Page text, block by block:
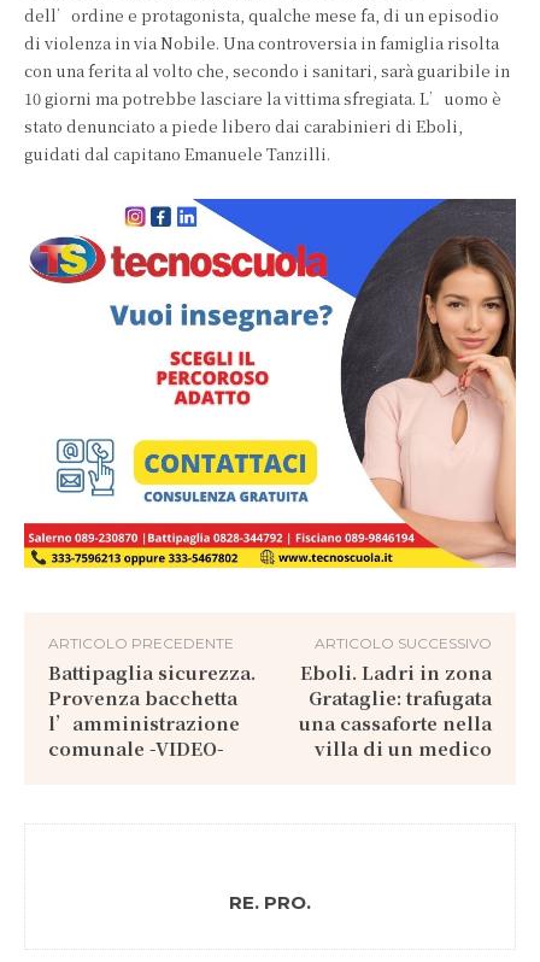
dell’ordine e protagonista, qualche mese fa, di un episodio
di violenza in via Nobile. Una controversia in famiglia risolta
con una ferita al volto che, secondo i sanitari, sarà guaribile in
10 giorni ma potrebbe lasciare la vittima sfregiata. L’uomo è
stato denunciato a piede libero dai carabinieri di Eboli,
guidati dal capitano Emanuele Tanzilli.
ARTICOLO PRECEDENTE
Battipaglia sicurezza.
Provenza bacchetta
l’amministrazione
comunale -VIDEO-
ARTICOLO SUCCESSIVO
Eboli. Ladri in zona
Grataglie: trafugata
una cassaforte nella
villa di un medico
RE. PRO.